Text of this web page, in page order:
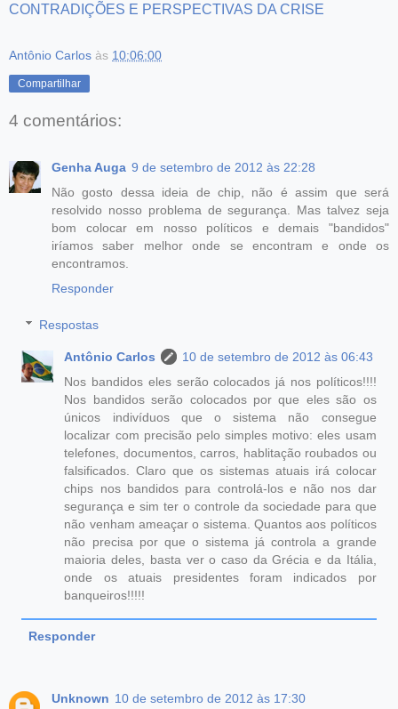
CONTRADIÇÕES E PERSPECTIVAS DA CRISE
Antônio Carlos às 10:06:00
Compartilhar
4 comentários:
Genha Auga 9 de setembro de 2012 às 22:28
Não gosto dessa ideia de chip, não é assim que será
resolvido nosso problema de segurança. Mas talvez seja
bom colocar em nosso políticos e demais "bandidos"
iríamos saber melhor onde se encontram e onde os
encontramos.
Responder
Respostas
Antônio Carlos
10 de setembro de 2012 às 06:43
Nos bandidos eles serão colocados já nos políticos!!!!
Nos bandidos serão colocados por que eles são os
únicos indivíduos que o sistema não consegue
localizar com precisão pelo simples motivo: eles usam
telefones, documentos, carros, hablitação roubados ou
falsificados. Claro que os sistemas atuais irá colocar
chips nos bandidos para controlá-los e não nos dar
segurança e sim ter o controle da sociedade para que
não venham ameaçar o sistema. Quantos aos políticos
não precisa por que o sistema já controla a grande
maioria deles, basta ver o caso da Grécia e da Itália,
onde os atuais presidentes foram indicados por
banqueiros!!!!!
Responder
Unknown 10 de setembro de 2012 às 17:30